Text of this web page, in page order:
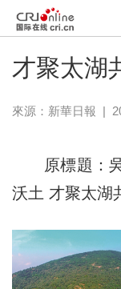
才聚太湖
來源： 新華日報 |
原標題：吳
沃土 才聚太湖